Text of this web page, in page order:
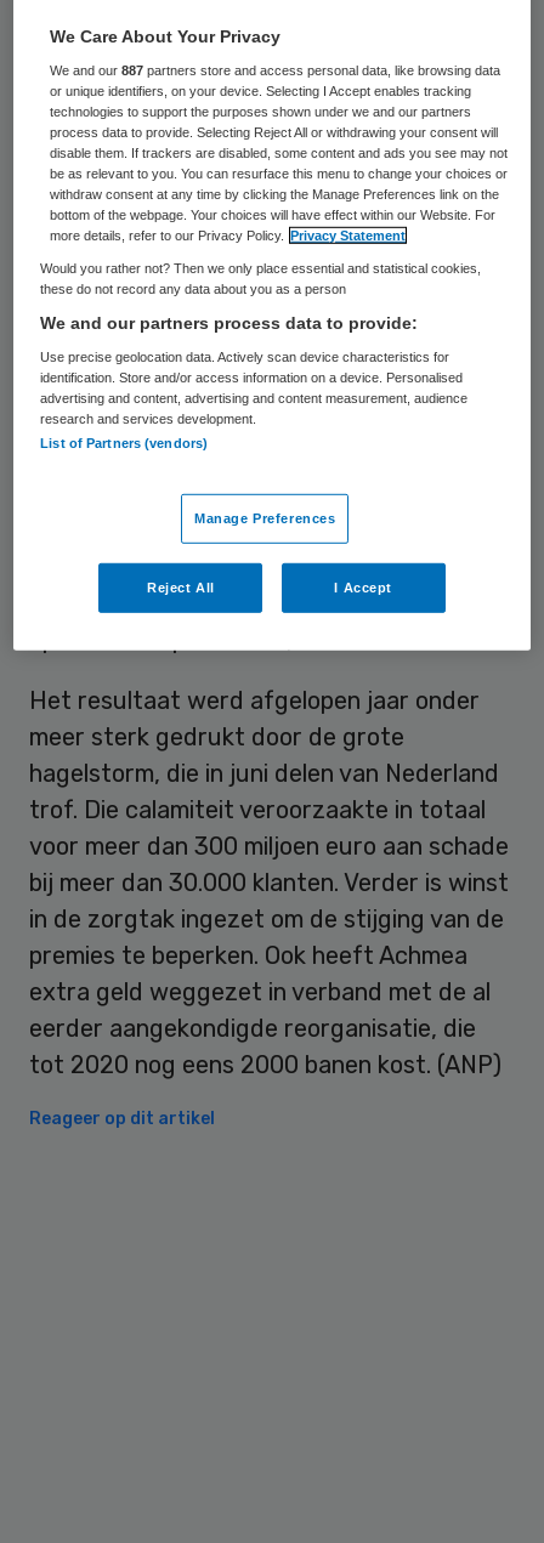
Achmea, het moederbedrijf van onder meer
Centraal Beheer en Interpolis, heeft vorig
jaar door incidentele lasten een flink verlies
geleden. Wel wist de verzekeraar
marktaandeel te winnen in de
concurrerende particuliere schademarkt.
Ook is het aantal zorgverzekerden licht
toegenomen door groei bij Zilveren Kruis.
Onder de streep kwam Achmea uiteindelijk
382 miljoen euro tekort, na een winst van
386 miljoen euro in 2015. Het concern
waarschuwde in februari al voor stevige
rode cijfers. Toen werd uitgegaan van een
min van circa 380 miljoen euro. De
eenmalige posten buiten beschouwing
gelaten was wel sprake van verbeterde
Het resultaat werd afgelopen jaar onder
meer sterk gedrukt door de grote
hagelstorm, die in juni delen van Nederland
trof. Die calamiteit veroorzaakte in totaal
voor meer dan 300 miljoen euro aan schade
bij meer dan 30.000 klanten. Verder is winst
in de zorgtak ingezet om de stijging van de
premies te beperken. Ook heeft Achmea
extra geld weggezet in verband met de al
eerder aangekondigde reorganisatie, die
tot 2020 nog eens 2000 banen kost. (ANP)
Reageer op dit artikel
We Care About Your Privacy
We and our887 partners store and access personal data, like browsing data
or unique identifiers, on your device. Selecting I Accept enables tracking
technologies to support the purposes shown under we and our partners
process data to provide. Selecting Reject All or withdrawing your consent will
disable them. If trackers are disabled, some content and ads you see may not
be as relevant to you. You can resurface this menu to change your choices or
withdraw consent at any time by clicking the Manage Preferences link on the
bottom of the webpage. Your choices will have effect within our Website. For
more details, refer to our Privacy Policy.
Privacy Statement
Would you rather not? Then we only place essential and statistical cookies,
these do not record any data about you as a person
We and our partners process data to provide:
Use precise geolocation data. Actively scan device characteristics for
identification. Store and/or access information on a device. Personalised
advertising and content, advertising and content measurement, audience
research and services development.
List of Partners (vendors)
Manage Preferences
Reject All I Accept